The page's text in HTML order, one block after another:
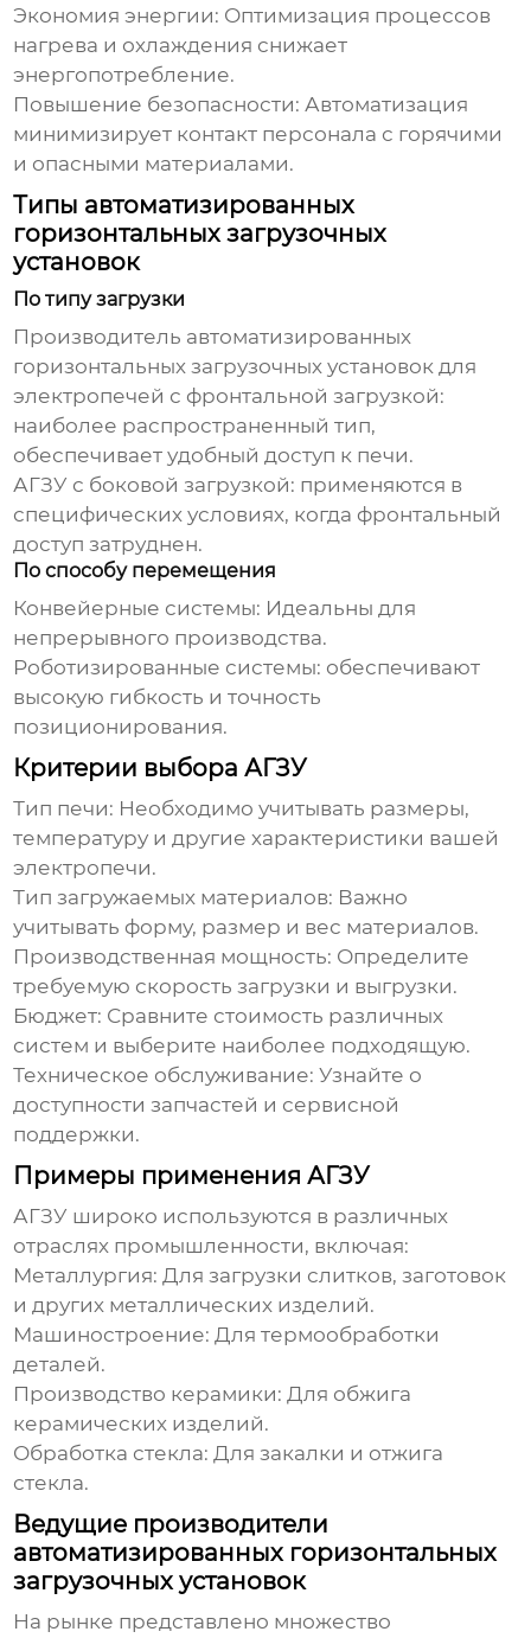
Экономия энергии: Оптимизация процессов
нагрева и охлаждения снижает
энергопотребление.
Повышение безопасности: Автоматизация
минимизирует контакт персонала с горячими
и опасными материалами.
Типы автоматизированных
горизонтальных загрузочных
установок
По типу загрузки
Производитель автоматизированных
горизонтальных загрузочных установок для
электропечей с фронтальной загрузкой:
наиболее распространенный тип,
обеспечивает удобный доступ к печи.
АГЗУ с боковой загрузкой: применяются в
специфических условиях, когда фронтальный
доступ затруднен.
По способу перемещения
Конвейерные системы: Идеальны для
непрерывного производства.
Роботизированные системы: обеспечивают
высокую гибкость и точность
позиционирования.
Критерии выбора АГЗУ
Тип печи: Необходимо учитывать размеры,
температуру и другие характеристики вашей
электропечи.
Тип загружаемых материалов: Важно
учитывать форму, размер и вес материалов.
Производственная мощность: Определите
требуемую скорость загрузки и выгрузки.
Бюджет: Сравните стоимость различных
систем и выберите наиболее подходящую.
Техническое обслуживание: Узнайте о
доступности запчастей и сервисной
поддержки.
Примеры применения АГЗУ
АГЗУ широко используются в различных
отраслях промышленности, включая:
Металлургия: Для загрузки слитков, заготовок
и других металлических изделий.
Машиностроение: Для термообработки
деталей.
Производство керамики: Для обжига
керамических изделий.
Обработка стекла: Для закалки и отжига
стекла.
Ведущие производители
автоматизированных горизонтальных
загрузочных установок
На рынке представлено множество